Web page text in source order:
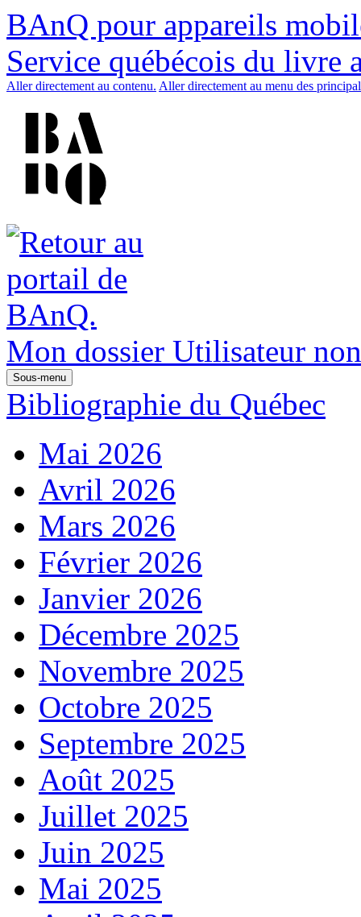
BAnQ pour appareils
Service québécois du livre
Aller directement au contenu. Aller directement au menu des
Mon dossier Utilisateur
Sous-menu
Bibliographie du Québec
Mai 2026
Avril 2026
Mars 2026
Février 2026
Janvier 2026
Décembre 2025
Novembre 2025
Octobre 2025
Septembre 2025
Août 2025
Juillet 2025
Juin 2025
Mai 2025